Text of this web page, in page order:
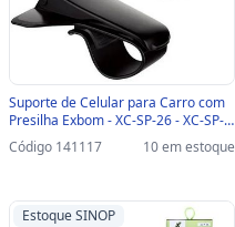
Suporte de Celular para Carro com
Presilha Exbom - XC-SP-26 - XC-SP-
26
Código 141117 10 em estoque
Estoque SINOP